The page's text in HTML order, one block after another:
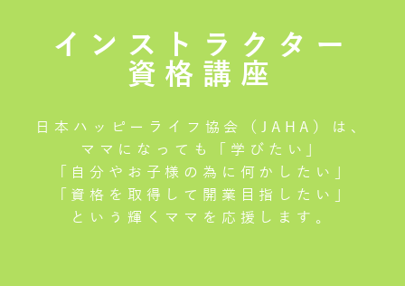
インストラクター
資格講座
日本ハッピーライフ協会（JAHA）は、
ママになっても「学びたい」
「自分やお子様の為に何かしたい」
「資格を取得して開業目指したい」
という輝くママを応援します。